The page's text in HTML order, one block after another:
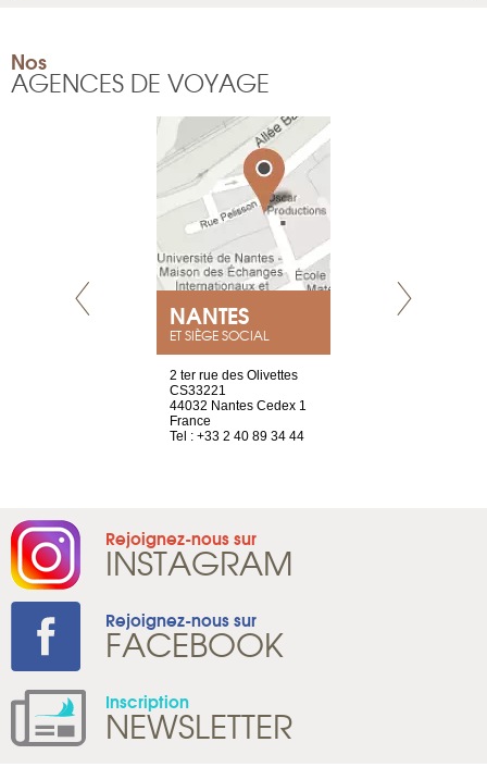
Nos
AGENCES DE VOYAGE
NANTES
ET SIÈGE SOCIAL
2 ter rue des Olivettes
CS33221
44032 Nantes Cedex 1
France
Tel : +33 2 40 89 34 44
Rejoignez-nous sur
INSTAGRAM
Rejoignez-nous sur
FACEBOOK
Inscription
NEWSLETTER